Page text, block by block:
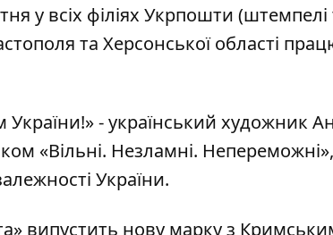
у всіх філіях Укрпошти
та Херсонської області
- український художник
«Вільні. Незламні. Непереможні»,
України.
випустить нову марку з